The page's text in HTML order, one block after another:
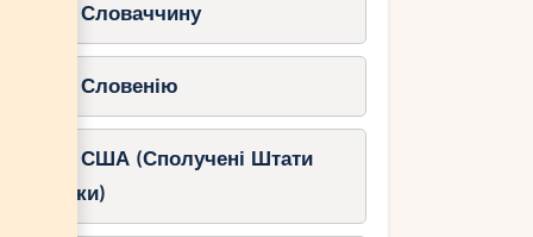
Тури в Словаччину
Тури в Словенію
Тури в США (Сполучені Штати
Америки)